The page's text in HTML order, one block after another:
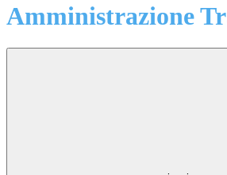
Amministrazione